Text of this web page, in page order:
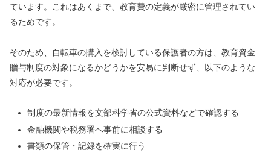
ています。これはあくまで、教育費の定義が厳密に管理されてい
るためです。
そのため、自転車の購入を検討している保護者の方は、教育資金
贈与制度の対象になるかどうかを安易に判断せず、以下のような
対応が必要です。
制度の最新情報を文部科学省の公式資料などで確認する
金融機関や税務署へ事前に相談する
書類の保管・記録を確実に行う